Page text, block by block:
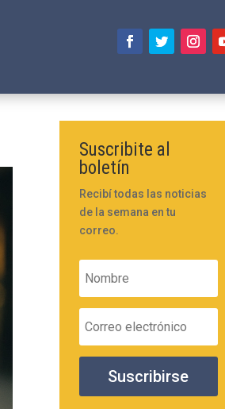
Suscribite al
boletín
Recibí todas las noticias
de la semana en tu
correo.
Suscribirse